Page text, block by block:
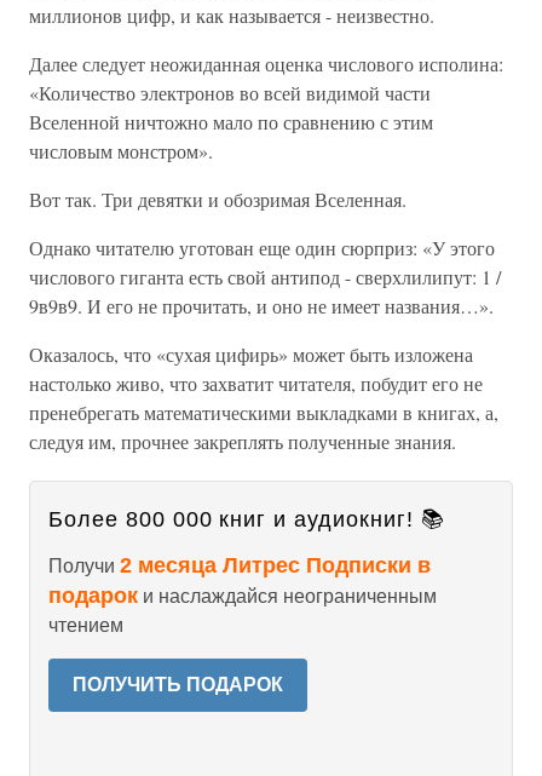
миллионов цифр, и как называется - неизвестно.
Далее следует неожиданная оценка числового исполина:
«Количество электронов во всей видимой части
Вселенной ничтожно мало по сравнению с этим
числовым монстром».
Вот так. Три девятки и обозримая Вселенная.
Однако читателю уготован еще один сюрприз: «У этого
числового гиганта есть свой антипод - сверхлилипут: 1 /
9в9в9. И его не прочитать, и оно не имеет названия…».
Оказалось, что «сухая цифирь» может быть изложена
настолько живо, что захватит читателя, побудит его не
пренебрегать математическими выкладками в книгах, а,
следуя им, прочнее закреплять полученные знания.
Более 800 000 книг и аудиокниг! 📚
Получи 2 месяца Литрес Подписки в
подарок и наслаждайся неограниченным
чтением
ПОЛУЧИТЬ ПОДАРОК